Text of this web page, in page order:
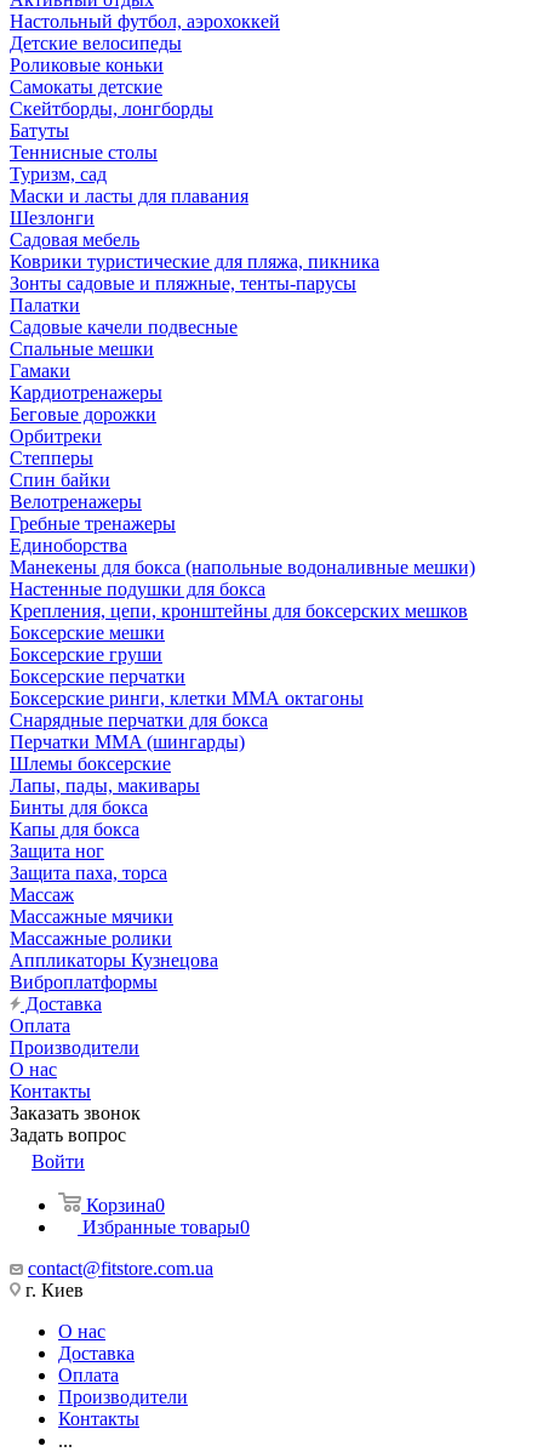
Настольный футбол, аэрохоккей
Детские велосипеды
Роликовые коньки
Самокаты детские
Скейтборды, лонгборды
Батуты
Теннисные столы
Туризм, сад
Маски и ласты для плавания
Шезлонги
Садовая мебель
Коврики туристические для пляжа, пикника
Зонты садовые и пляжные, тенты-парусы
Палатки
Садовые качели подвесные
Спальные мешки
Гамаки
Кардиотренажеры
Беговые дорожки
Орбитреки
Степперы
Спин байки
Велотренажеры
Гребные тренажеры
Единоборства
Манекены для бокса (напольные водоналивные мешки)
Настенные подушки для бокса
Крепления, цепи, кронштейны для боксерских мешков
Боксерские мешки
Боксерские груши
Боксерские перчатки
Боксерские ринги, клетки ММА октагоны
Снарядные перчатки для бокса
Перчатки MMA (шингарды)
Шлемы боксерские
Лапы, пады, макивары
Бинты для бокса
Капы для бокса
Защита ног
Защита паха, торса
Массаж
Массажные мячики
Массажные ролики
Аппликаторы Кузнецова
Виброплатформы
Доставка
Оплата
Производители
О нас
Контакты
Заказать звонок
Задать вопрос
Войти
Корзина0
Избранные товары0
contact@fitstore.com.ua
г. Киев
О нас
Доставка
Оплата
Производители
Контакты
...